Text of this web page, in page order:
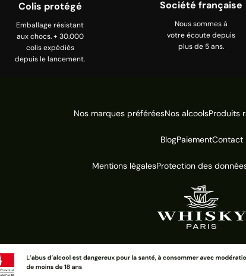
Colis protégé
Emballage résistant
aux chocs. + 30.000
colis expédiés
depuis le lancement.
Société française
Nous sommes à
votre écoute depuis
plus de 5 ans.
Nos marques préféréesNos alcoolsProduits
BlogPaiementContact
Mentions légalesProtection des